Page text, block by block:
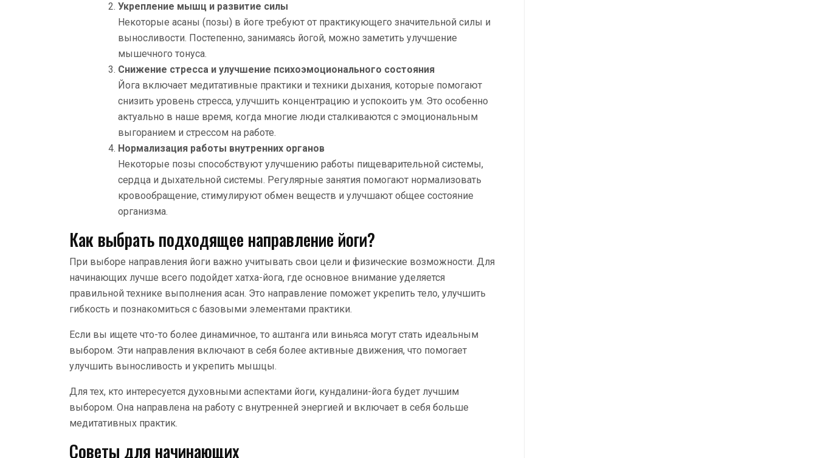
Укрепление мышц и развитие силы
Некоторые асаны (позы) в йоге требуют от практикующего значительной силы и
выносливости. Постепенно, занимаясь йогой, можно заметить улучшение
мышечного тонуса.
Снижение стресса и улучшение психоэмоционального состояния
Йога включает медитативные практики и техники дыхания, которые помогают
снизить уровень стресса, улучшить концентрацию и успокоить ум. Это особенно
актуально в наше время, когда многие люди сталкиваются с эмоциональным
выгоранием и стрессом на работе.
Нормализация работы внутренних органов
Некоторые позы способствуют улучшению работы пищеварительной системы,
сердца и дыхательной системы. Регулярные занятия помогают нормализовать
кровообращение, стимулируют обмен веществ и улучшают общее состояние
организма.
Как выбрать подходящее направление йоги?
При выборе направления йоги важно учитывать свои цели и физические возможности. Для
начинающих лучше всего подойдет хатха-йога, где основное внимание уделяется
правильной технике выполнения асан. Это направление поможет укрепить тело, улучшить
гибкость и познакомиться с базовыми элементами практики.
Если вы ищете что-то более динамичное, то аштанга или виньяса могут стать идеальным
выбором. Эти направления включают в себя более активные движения, что помогает
улучшить выносливость и укрепить мышцы.
Для тех, кто интересуется духовными аспектами йоги, кундалини-йога будет лучшим
выбором. Она направлена на работу с внутренней энергией и включает в себя больше
медитативных практик.
Советы для начинающих